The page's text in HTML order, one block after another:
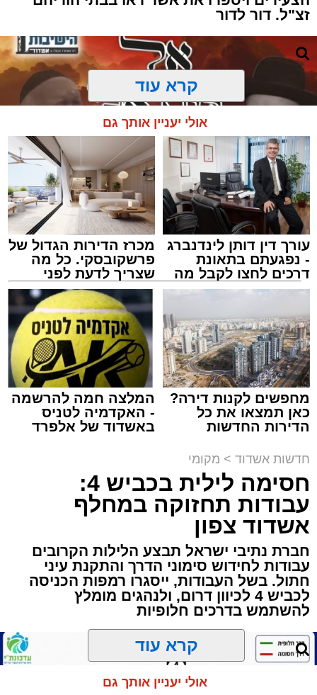
זצ"ל. דור לדור
מעגלים
מנהל האתר / 20:31 06.08.26
תגים:הגרי"ב שרייבר מעגלים
ארוע שטרם היה כמותו: בשבוע הבא ביום ג'
יתכנסו המוני בחורי הישיבות שטרם החלו את זמן
'אלול', והם יזכו לשמוע את גדולי הדור, מרן הגרי"ב
שרייבר שליט"א והגאון רבי ישאי טולידנו שליט"א,
שבשעה נדירה של קורת רוח ישתפו את שומעיהם
באשר ראו וקיבלו בבתי הוריהם, הגאון רבי פנחס
שרייבר זצ"ל והגאון רבי ניסים טולידנו זצ"ל, כאשר
מטרתם של הדברים שישמעו היא לעורר הלבבות
ולהחדיר אהבת אמת לתורה.
הארוע, במסגרת ארועי 'מעגלים', יתקיים בבית
הכנסת 'חניכי הישיבות' רובע ג', ביום שלישי הקרוב
קרא עוד
אולי יעניין אותך גם
עורך דין דותן לינדנברג
- נפגעתם בתאונת
דרכים לחצו לקבל מה
שמגיע לכם
מכרז הדירות הגדול של
פרשקובסקי. כל מה
שצריך לדעת לפני
שמגישים הצעה לדירה
באשדוד
מחפשים לקנות דירה?
כאן תמצאו את כל
הדירות החדשות
המלצה חמה להרשמה
- האקדמיה לטניס
באשדוד של אלפרד
חדשות אשדוד > מקומי
חסימה לילית בכביש 4:
עבודות תחזוקה במחלף
אשדוד צפון
חברת נתיבי ישראל תבצע הלילות הקרובים
עבודות לחידוש סימוני הדרך והתקנת עיני
חתול. בשל העבודות, ייסגרו רמפות הכניסה
לכביש 4 לכיוון דרום, ולנהגים מומלץ
להשתמש בדרכים חלופיות
קרא עוד
אולי יעניין אותך גם